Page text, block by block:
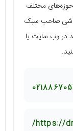
حوزه‌های مختلف
صاحب سبک
در وب سایت یا
https://